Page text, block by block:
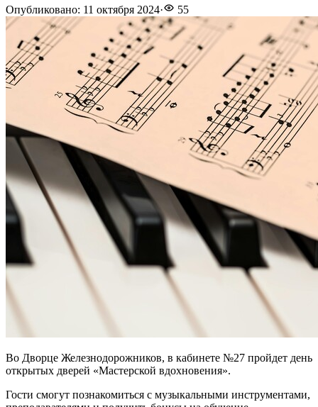
Опубликовано: 11 октября 2024· 55
Во Дворце Железнодорожников, в кабинете №27 пройдет день
открытых дверей «Мастерской вдохновения».
Гости смогут познакомиться с музыкальными инструментами,